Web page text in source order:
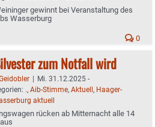
gewinnt bei Veranstaltung des
Wasserburg
0
zum Notfall wird
| Mi. 31.12.2025 -
., Aib-Stimme, Aktuell, Haager-
aktuell
rücken ab Mitternacht alle 14